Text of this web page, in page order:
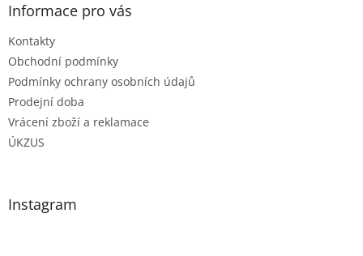
Informace pro vás
Kontakty
Obchodní podmínky
Podmínky ochrany osobních údajů
Prodejní doba
Vrácení zboží a reklamace
ÚKZUS
Instagram